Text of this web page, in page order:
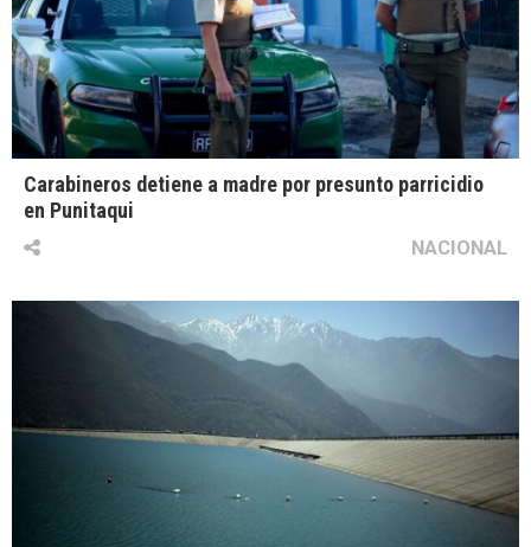
Carabineros detiene a madre por presunto parricidio
en Punitaqui
NACIONAL